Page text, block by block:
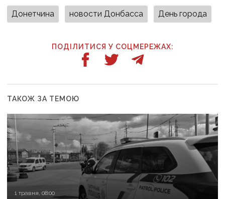
Донетчина новости Донбасса День города
ПОДІЛИТИСЯ У СОЦМЕРЕЖАХ:
ТАКОЖ ЗА ТЕМОЮ
1 травня, 08:00